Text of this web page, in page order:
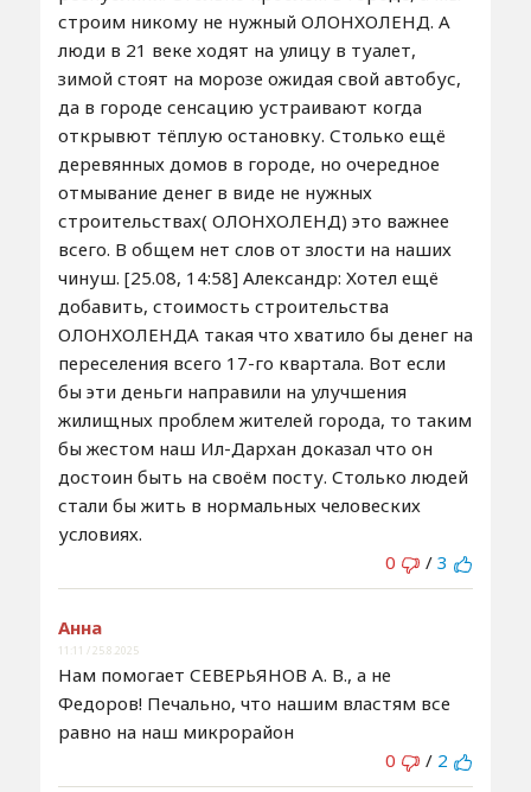
строим никому не нужный ОЛОНХОЛЕНД. А
люди в 21 веке ходят на улицу в туалет,
зимой стоят на морозе ожидая свой автобус,
да в городе сенсацию устраивают когда
открывют тёплую остановку. Столько ещё
деревянных домов в городе, но очередное
отмывание денег в виде не нужных
строительствах( ОЛОНХОЛЕНД) это важнее
всего. В общем нет слов от злости на наших
чинуш. [25.08, 14:58] Александр: Хотел ещё
добавить, стоимость строительства
ОЛОНХОЛЕНДА такая что хватило бы денег на
переселения всего 17-го квартала. Вот если
бы эти деньги направили на улучшения
жилищных проблем жителей города, то таким
бы жестом наш Ил-Дархан доказал что он
достоин быть на своём посту. Столько людей
стали бы жить в нормальных человеских
условиях.
0
/ 3
Анна
11:11 / 25.8.2025
Нам помогает СЕВЕРЬЯНОВ А. В., а не
Федоров! Печально, что нашим властям все
равно на наш микрорайон
0
/ 2